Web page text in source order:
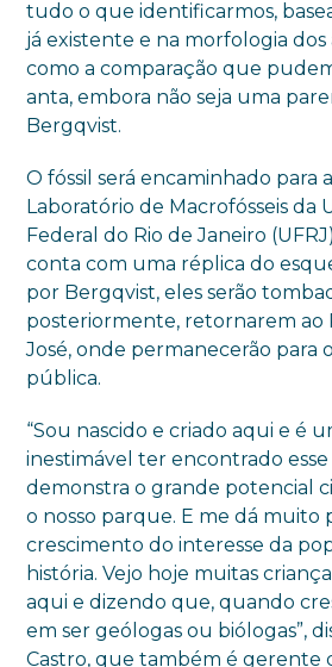
tudo o que identificarmos,
já existente e na morfologia dos
como a comparação que
anta, embora não seja uma
Bergqvist.
O fóssil será encaminhado para
Laboratório de Macrofósseis da
Federal do Rio de Janeiro
conta com uma réplica do
por Bergqvist, eles serão
posteriormente, retornarem ao
José, onde permanecerão para
pública.
“Sou nascido e criado aqui e é
inestimável ter encontrado esse
demonstra o grande potencial
o nosso parque. E me dá muito
crescimento do interesse da
história. Vejo hoje muitas
aqui e dizendo que, quando
em ser geólogas ou biólogas”,
Castro, que também é gerente